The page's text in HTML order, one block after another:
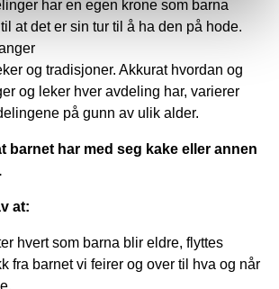
har en egen krone som barna
at det er sin tur til å ha den på hode.
og tradisjoner. Akkurat hvordan og
og leker hver avdeling har, varierer
på gunn av ulik alder.
barnet har med seg kake eller annen
at:
hvert som barna blir eldre, flyttes
fra barnet vi feirer og over til hva og når